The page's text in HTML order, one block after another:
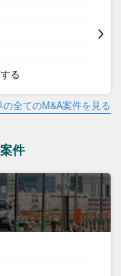
る
全てのM&A案件を見る
件